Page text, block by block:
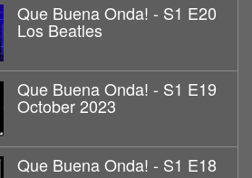
Que Buena Onda! - S1 E20
Los Beatles
Que Buena Onda! - S1 E19
October 2023
Que Buena Onda! - S1 E18